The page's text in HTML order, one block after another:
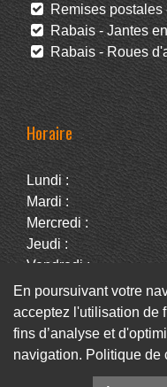
Remises postales
Rabais - Jantes
Rabais - Roues
Horaire
Lundi :
Mardi :
Mercredi :
Jeudi :
Vendredi :
Samedi :
Dimanche :
En poursuivant votre
acceptez l'utilisation de
fins d’analyse et
navigation. Politique de